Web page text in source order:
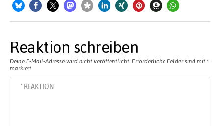
Reaktion schreiben
Deine E-Mail-Adresse wird nicht veröffentlicht. Erforderliche Felder sind mit *
markiert